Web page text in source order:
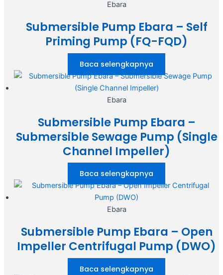
Ebara
Submersible Pump Ebara – Self
Priming Pump (FQ-FQD)
Baca selengkapnya
Ebara
Submersible Pump Ebara –
Submersible Sewage Pump (Single
Channel Impeller)
Baca selengkapnya
Ebara
Submersible Pump Ebara – Open
Impeller Centrifugal Pump (DWO)
Baca selengkapnya